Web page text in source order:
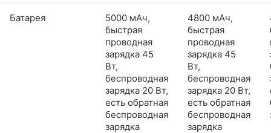
Батарея
5000 мАч,
быстрая
проводная
зарядка 45
Вт,
беспроводная
зарядка 20 Вт,
есть обратная
беспроводная
зарядка
4800 мАч,
быстрая
проводная
зарядка 45
Вт,
беспроводная
зарядка 20 Вт,
есть обратная
беспроводная
зарядка